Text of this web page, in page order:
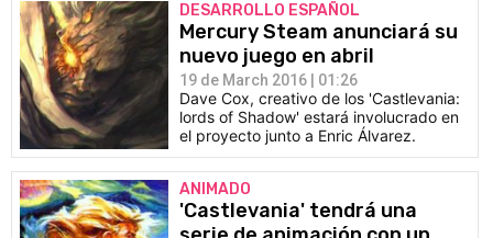
DESARROLLO ESPAÑOL
Mercury Steam anunciará su
nuevo juego en abril
19 de March 2016 | 01:26
Dave Cox, creativo de los 'Castlevania:
lords of Shadow' estará involucrado en
el proyecto junto a Enric Álvarez.
ANIMADO
'Castlevania' tendrá una